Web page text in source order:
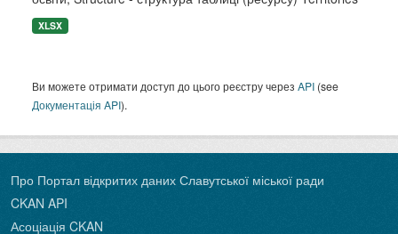
XLSX
Ви можете отримати доступ до цього реєстру через API (see
Документація API).
Про Портал відкритих даних Славутської міської ради
CKAN API
Асоціація CKAN